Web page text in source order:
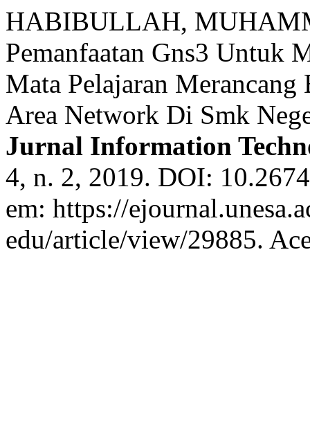
HABIBULLAH,
Pemanfaatan Gns3 Untuk
Mata Pelajaran
Area Network Di Smk
Jurnal Information
4, n. 2, 2019. DOI:
em: https://
edu/article/view/29885.